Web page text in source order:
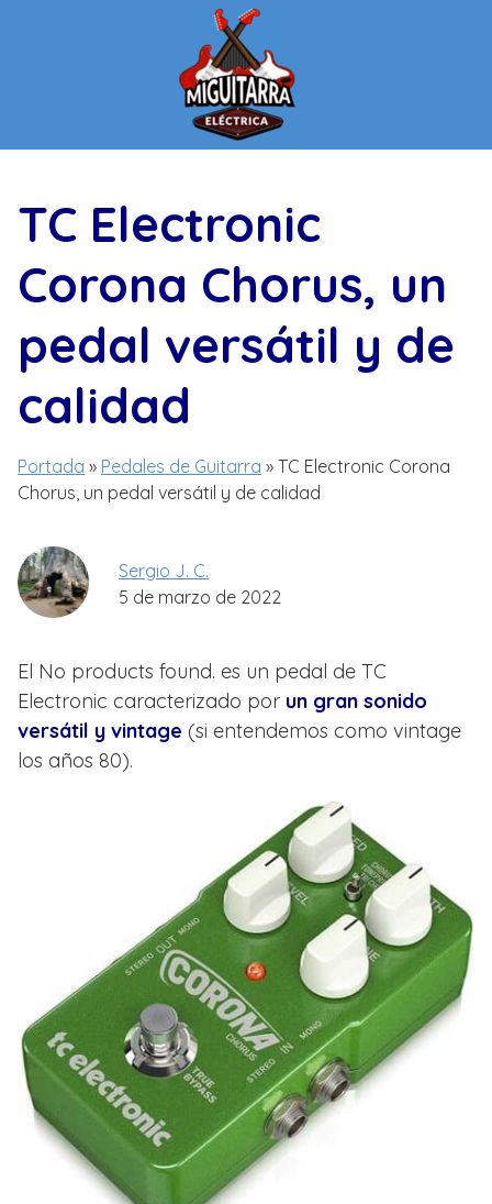
TC Electronic
Corona Chorus, un
pedal versátil y de
calidad
Portada » Pedales de Guitarra » TC Electronic Corona
Chorus, un pedal versátil y de calidad
Sergio J. C.
5 de marzo de 2022
El No products found. es un pedal de TC
Electronic caracterizado por un gran sonido
versátil y vintage (si entendemos como vintage
los años 80).